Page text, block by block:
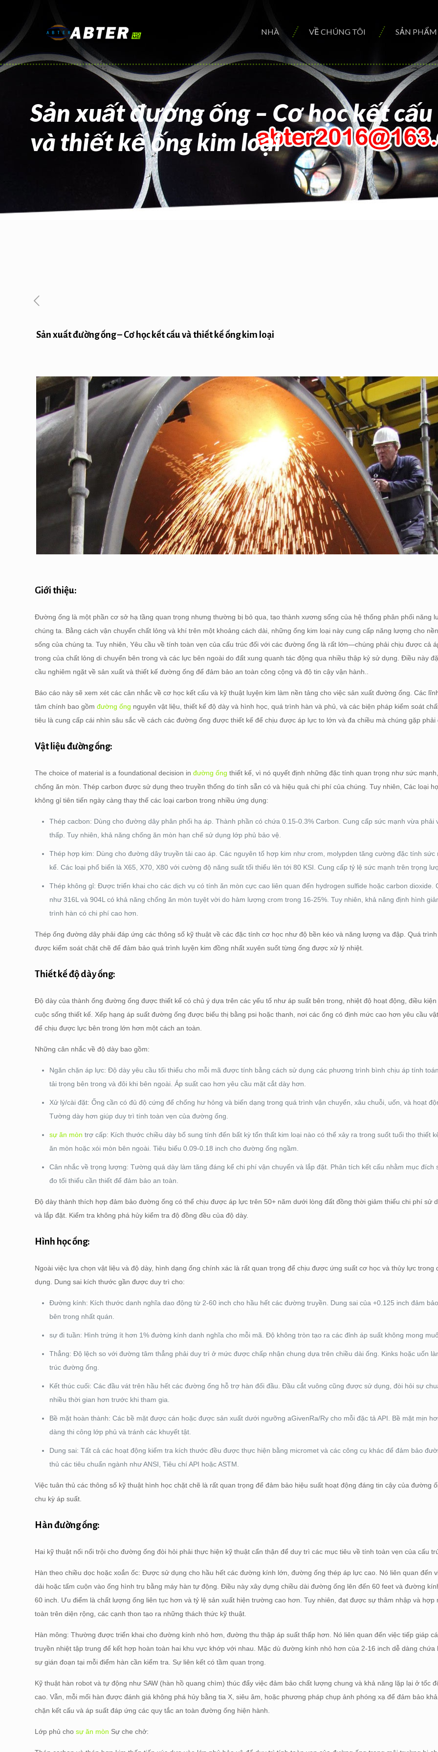
NHÀ VỀ CHÚNG TÔI SẢN PHẨM
Sản xuất đường ống – Cơ học kết cấu
và thiết kế ống kim loại
Sản xuất đường ống – Cơ học kết cấu và thiết kế ống kim loại
Giới thiệu:
Đường ống là một phần cơ sở hạ tầng quan trọng nhưng thường bị bỏ qua, tạo thành xương sống của hệ thống phân phối năng
chúng ta. Bằng cách vận chuyển chất lỏng và khí trên một khoảng cách dài, những ống kim loại này cung cấp năng lượng cho
sống của chúng ta. Tuy nhiên, Yêu cầu về tính toàn vẹn của cấu trúc đối với các đường ống là rất lớn—chúng phải chịu được cả
trong của chất lỏng di chuyển bên trong và các lực bên ngoài do đất xung quanh tác động qua nhiều thập kỷ sử dụng. Điều này
cầu nghiêm ngặt về sản xuất và thiết kế đường ống để đảm bảo an toàn công cộng và độ tin cậy vận hành..
Báo cáo này sẽ xem xét các cân nhắc về cơ học kết cấu và kỹ thuật luyện kim làm nền tảng cho việc sản xuất đường ống. Các
tâm chính bao gồmđường ống nguyên vật liệu, thiết kế độ dày và hình học, quá trình hàn và phủ, và các biện pháp kiểm soát
tiêu là cung cấp cái nhìn sâu sắc về cách các đường ống được thiết kế để chịu được áp lực to lớn và đa chiều mà chúng gặp phải
Vật liệu đường ống:
The choice of material is a foundational decision in đường ống thiết kế, vì nó quyết định những đặc tính quan trọng như sức
chống ăn mòn. Thép carbon được sử dụng theo truyền thống do tính sẵn có và hiệu quả chi phí của chúng. Tuy nhiên, Các loại
không gỉ tiên tiến ngày càng thay thế các loại carbon trong nhiều ứng dụng:
Thép cacbon: Dùng cho đường dây phân phối hạ áp. Thành phần có chứa 0.15-0.3% Carbon. Cung cấp sức mạnh vừa phải
thấp. Tuy nhiên, khả năng chống ăn mòn hạn chế sử dụng lớp phủ bảo vệ.
Thép hợp kim: Dùng cho đường dây truyền tải cao áp. Các nguyên tố hợp kim như crom, molypden tăng cường đặc tính sức
kể. Các loại phổ biến là X65, X70, X80 với cường độ năng suất tối thiểu lên tới 80 KSI. Cung cấp tỷ lệ sức mạnh trên trọng
Thép không gỉ: Được triển khai cho các dịch vụ có tính ăn mòn cực cao liên quan đến hydrogen sulfide hoặc carbon dioxide.
như 316L và 904L có khả năng chống ăn mòn tuyệt vời do hàm lượng crom trong 16-25%. Tuy nhiên, khả năng định hình
trình hàn có chi phí cao hơn.
Thép ống đường dây phải đáp ứng các thông số kỹ thuật về các đặc tính cơ học như độ bền kéo và năng lượng va đập. Quá
được kiểm soát chặt chẽ để đảm bảo quá trình luyện kim đồng nhất xuyên suốt từng ống được xử lý nhiệt.
Thiết kế độ dày ống:
Độ dày của thành ống đường ống được thiết kế có chủ ý dựa trên các yếu tố như áp suất bên trong, nhiệt độ hoạt động, điều
cuộc sống thiết kế. Xếp hạng áp suất đường ống được biểu thị bằng psi hoặc thanh, nơi các ống có định mức cao hơn yêu cầu
để chịu được lực bên trong lớn hơn một cách an toàn.
Những cân nhắc về độ dày bao gồm:
Ngăn chặn áp lực: Độ dày yêu cầu tối thiểu cho mỗi mã được tính bằng cách sử dụng các phương trình bình chịu áp tính
tải trọng bên trong và đôi khi bên ngoài. Áp suất cao hơn yêu cầu mặt cắt dày hơn.
Xử lý/cài đặt: Ống cần có đủ độ cứng để chống hư hỏng và biến dạng trong quá trình vận chuyển, xâu chuỗi, uốn, và hoạt
Tường dày hơn giúp duy trì tính toàn vẹn của đường ống.
sự ăn mòn trợ cấp: Kích thước chiều dày bổ sung tính đến bất kỳ tổn thất kim loại nào có thể xảy ra trong suốt tuổi thọ thiết
ăn mòn hoặc xói mòn bên ngoài. Tiêu biểu 0.09-0.18 inch cho đường ống ngầm.
Cân nhắc về trọng lượng: Tường quá dày làm tăng đáng kể chi phí vận chuyển và lắp đặt. Phân tích kết cấu nhằm mục đích
đo tối thiểu cần thiết để đảm bảo an toàn.
Độ dày thành thích hợp đảm bảo đường ống có thể chịu được áp lực trên 50+ năm dưới lòng đất đồng thời giảm thiểu chi phí sử
và lắp đặt. Kiểm tra không phá hủy kiểm tra độ đồng đều của độ dày.
Hình học ống:
Ngoài việc lựa chọn vật liệu và độ dày, hình dạng ống chính xác là rất quan trọng để chịu được ứng suất cơ học và thủy lực trong
dụng. Dung sai kích thước gần được duy trì cho:
Đường kính: Kích thước danh nghĩa dao động từ 2-60 inch cho hầu hết các đường truyền. Dung sai của +0.125 inch đảm
bên trong nhất quán.
sự đi tuần: Hình trứng ít hơn 1% đường kính danh nghĩa cho mỗi mã. Độ không tròn tạo ra các đỉnh áp suất không mong
Thẳng: Độ lệch so với đường tâm thẳng phải duy trì ở mức được chấp nhận chung dựa trên chiều dài ống. Kinks hoặc uốn
trúc đường ống.
Kết thúc cuối: Các đầu vát trên hầu hết các đường ống hỗ trợ hàn đối đầu. Đầu cắt vuông cũng được sử dụng, đòi hỏi sự
nhiều thời gian hơn trước khi tham gia.
Bề mặt hoàn thành: Các bề mặt được cán hoặc được sản xuất dưới ngưỡng aGivenRa/Ry cho mỗi đặc tả API. Bề mặt mịn
dàng thi công lớp phủ và tránh các khuyết tật.
Dung sai: Tất cả các hoạt động kiểm tra kích thước đều được thực hiện bằng micromet và các công cụ khác để đảm bảo
thủ các tiêu chuẩn ngành như ANSI, Tiêu chí API hoặc ASTM.
Việc tuân thủ các thông số kỹ thuật hình học chặt chẽ là rất quan trọng để đảm bảo hiệu suất hoạt động đáng tin cậy của đường
chu kỳ áp suất.
Hàn đường ống:
Hai kỹ thuật nối nổi trội cho đường ống đòi hỏi phải thực hiện kỹ thuật cẩn thận để duy trì các mục tiêu về tính toàn vẹn của cấu
Hàn theo chiều dọc hoặc xoắn ốc: Được sử dụng cho hầu hết các đường kính lớn, đường ống thép áp lực cao. Nó liên quan đến
dải hoặc tấm cuộn vào ống hình trụ bằng máy hàn tự động. Điều này xây dựng chiều dài đường ống lên đến 60 feet và đường
60 inch. Ưu điểm là chất lượng ống liên tục hơn và tỷ lệ sản xuất hiện trường cao hơn. Tuy nhiên, đạt được sự thâm nhập và hợp
toàn trên diện rộng, các cạnh thon tạo ra những thách thức kỹ thuật.
Hàn mông: Thường được triển khai cho đường kính nhỏ hơn, đường thu thập áp suất thấp hơn. Nó liên quan đến việc tiếp giáp
truyền nhiệt tập trung để kết hợp hoàn toàn hai khu vực khớp với nhau. Mặc dù đường kính nhỏ hơn của 2-16 inch dễ dàng chứa
sự gián đoạn tại mỗi điểm hàn cần kiểm tra. Sự liên kết có tầm quan trọng.
Kỹ thuật hàn robot và tự động như SAW (hàn hồ quang chìm) thúc đẩy việc đảm bảo chất lượng chung và khả năng lặp lại ở tốc
cao. Vẫn, mỗi mối hàn được đánh giá không phá hủy bằng tia X, siêu âm, hoặc phương pháp chụp ảnh phóng xạ để đảm bảo
chặn kết cấu và áp suất đáp ứng các quy tắc an toàn đường ống hiện hành.
Lớp phủ chosự ăn mòn Sự che chở: